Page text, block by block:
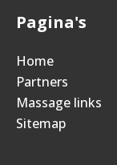
Pagina's
Home
Partners
Massage links
Sitemap